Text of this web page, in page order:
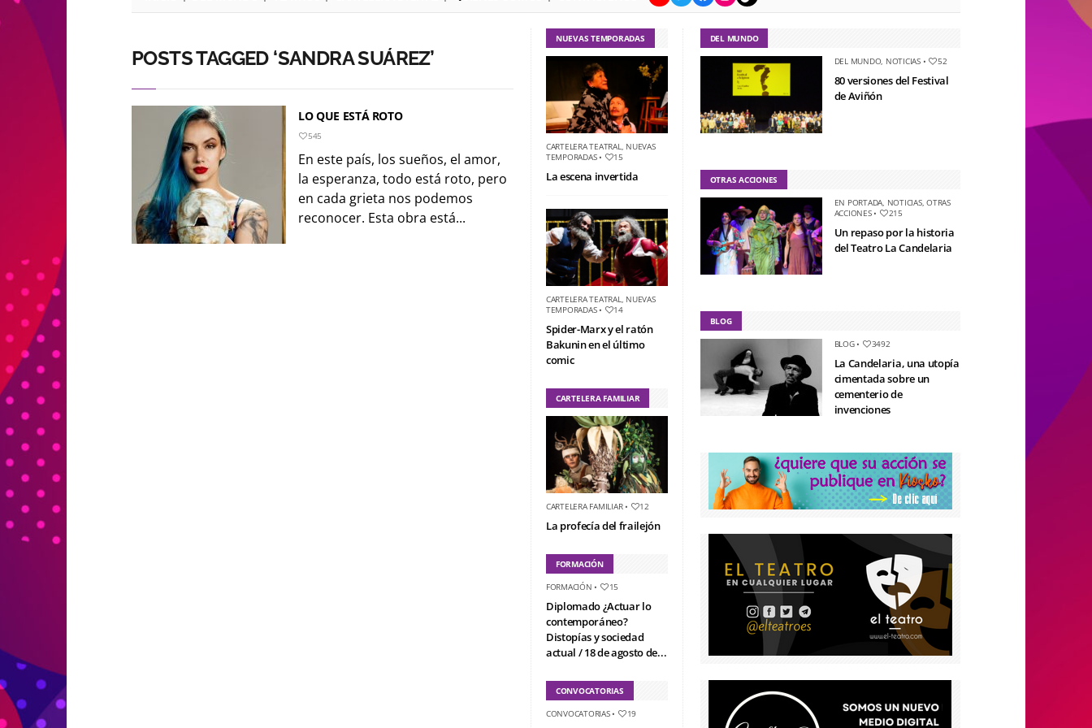
POSTS TAGGED ‘SANDRA SUÁREZ’
LO QUE ESTÁ ROTO
545
En este país, los sueños, el amor,
la esperanza, todo está roto, pero
en cada grieta nos podemos
reconocer. Esta obra está...
NUEVAS TEMPORADAS
CARTELERA TEATRAL, NUEVAS
TEMPORADAS• 15
La escena invertida
CARTELERA TEATRAL, NUEVAS
TEMPORADAS• 14
Spider-Marx y el ratón
Bakunin en el último
comic
CARTELERA FAMILIAR
CARTELERA FAMILIAR• 12
La profecía del frailejón
FORMACIÓN
FORMACIÓN • 15
Diplomado ¿Actuar lo
contemporáneo?
Distopías y sociedad
actual / 18 de agosto de...
CONVOCATORIAS
CONVOCATORIAS• 19
DEL MUNDO
DEL MUNDO, NOTICIAS• 52
80 versiones del Festival
de Aviñón
OTRAS ACCIONES
EN PORTADA, NOTICIAS,OTRAS
ACCIONES• 215
Un repaso por la historia
del Teatro La Candelaria
BLOG
BLOG• 3492
La Candelaria, una utopía
cimentada sobre un
cementerio de
invenciones